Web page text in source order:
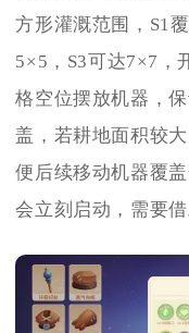
方形灌溉范围，S1
5×5，S3可达7×7，
格空位摆放机器，
盖，若耕地面积较
便后续移动机器覆
会立刻启动，需要